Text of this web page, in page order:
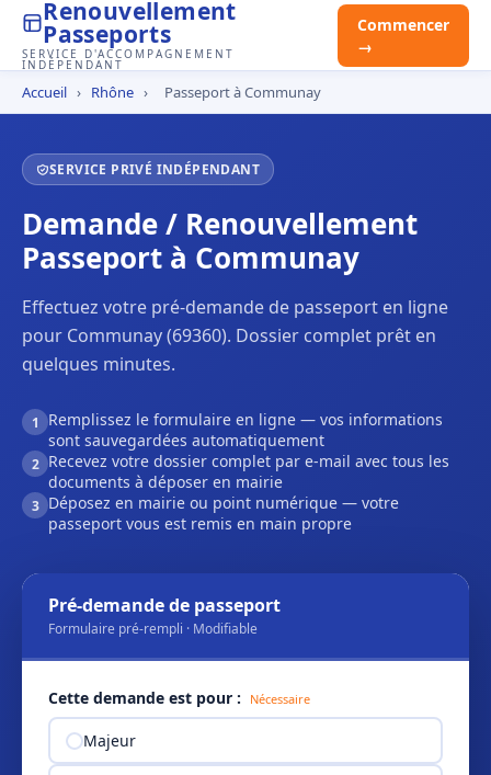
Renouvellement
Passeports
SERVICE D'ACCOMPAGNEMENT
INDÉPENDANT
Commencer
→
Accueil › Rhône › Passeport à Communay
SERVICE PRIVÉ INDÉPENDANT
Demande / Renouvellement
Passeport à Communay
Effectuez votre pré-demande de passeport en ligne
pour Communay (69360). Dossier complet prêt en
quelques minutes.
1
Remplissez le formulaire en ligne — vos informations
sont sauvegardées automatiquement
2 Recevez votre dossier complet par e-mail avec tous les
documents à déposer en mairie
3 Déposez en mairie ou point numérique — votre
passeport vous est remis en main propre
Pré-demande de passeport
Formulaire pré-rempli · Modifiable
Cette demande est pour : Nécessaire
Majeur